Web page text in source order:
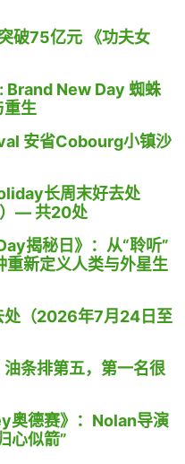
破75亿元 《功夫女
Brand New Day 蜘蛛
重生
安省Cobourg小镇沙
长周末好去处
）— 共20处
揭秘日》：从“聆听”
新定义人类与外星生
处（2026年7月24日至
条排第五，第一名很
奥德赛》：Nolan导演
心似箭”